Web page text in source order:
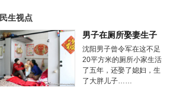
民生视点
男子在厕所娶妻生子
沈阳男子曾令军在这不足
20平方米的厕所小家生活
了五年，还娶了媳妇，生
了大胖儿子……